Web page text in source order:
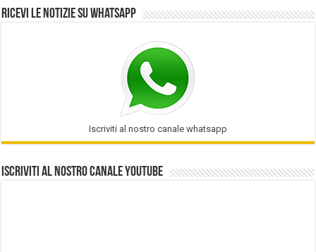
Ricevi le notizie su Whatsapp
Iscriviti al nostro canale whatsapp
Iscriviti al nostro Canale Youtube